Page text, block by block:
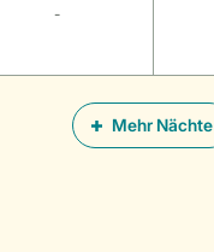
Mehr Nächte
-